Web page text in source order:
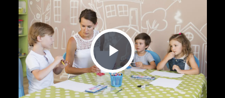
Play Video